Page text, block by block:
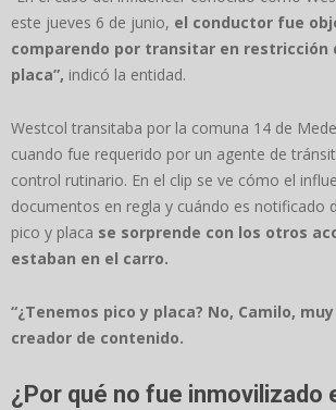
este jueves 6 de junio, el conductor fue
comparendo por transitar en restricción
placa”, indicó la entidad.
Westcol transitaba por la comuna 14 de
cuando fue requerido por un agente de
control rutinario. En el clip se ve cómo el
documentos en regla y cuándo es notificado
pico y placa se sorprende con los otros
estaban en el carro.
“¿Tenemos pico y placa? No, Camilo,
creador de contenido.
¿Por qué no fue inmovilizado